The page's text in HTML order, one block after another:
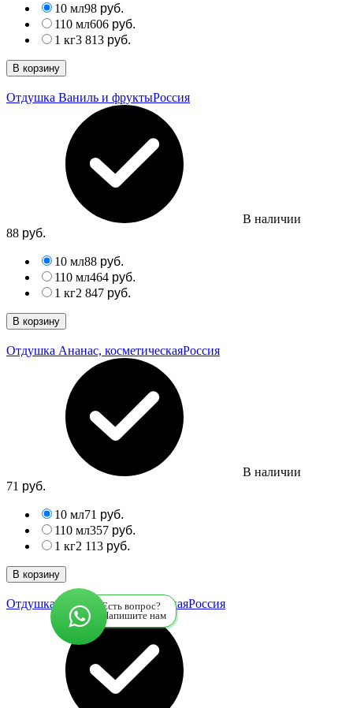
10 мл98 руб.
110 мл606 руб.
1 кг3 813 руб.
В корзину
Отдушка Ваниль и фруктыРоссия
В наличии
88 руб.
10 мл88 руб.
110 мл464 руб.
1 кг2 847 руб.
В корзину
Отдушка Ананас, косметическаяРоссия
В наличии
71
руб.
10 мл71 руб.
110 мл357 руб.
1 кг2 113 руб.
В корзину
Отдушка Абрикос, косметическаяРоссия
Есть вопрос?
Напишите нам